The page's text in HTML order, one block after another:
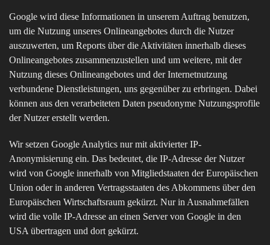
Google wird diese Informationen in unserem Auftrag benutzen,
um die Nutzung unseres Onlineangebotes durch die Nutzer
auszuwerten, um Reports über die Aktivitäten innerhalb dieses
Onlineangebotes zusammenzustellen und um weitere, mit der
Nutzung dieses Onlineangebotes und der Internetnutzung
verbundene Dienstleistungen, uns gegenüber zu erbringen. Dabei
können aus den verarbeiteten Daten pseudonyme Nutzungsprofile
der Nutzer erstellt werden.
Wir setzen Google Analytics nur mit aktivierter IP-
Anonymisierung ein. Das bedeutet, die IP-Adresse der Nutzer
wird von Google innerhalb von Mitgliedstaaten der Europäischen
Union oder in anderen Vertragsstaaten des Abkommens über den
Europäischen Wirtschaftsraum gekürzt. Nur in Ausnahmefällen
wird die volle IP-Adresse an einen Server von Google in den
USA übertragen und dort gekürzt.